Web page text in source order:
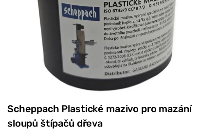
Scheppach Plastické mazivo pro mazání
sloupů štípačů dřeva